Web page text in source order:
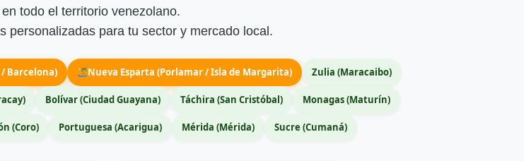
todo el territorio venezolano.
personalizadas para tu sector y mercado local.
Barcelona) Nueva Esparta (Porlamar / Isla de Margarita) Zulia (Maracaibo)
Bolívar (Ciudad Guayana) Táchira (San Cristóbal) Monagas (Maturín)
(Coro) Portuguesa (Acarigua) Mérida (Mérida) Sucre (Cumaná)